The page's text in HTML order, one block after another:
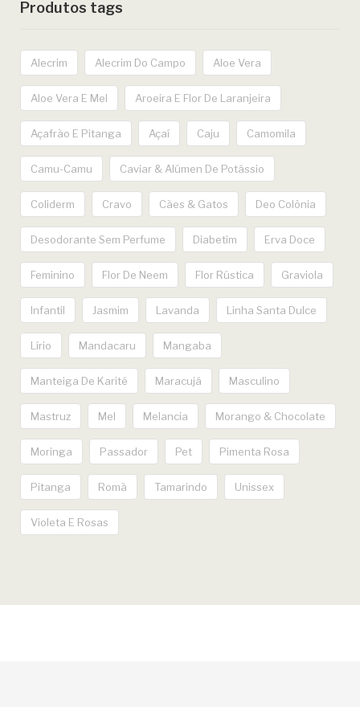
Produtos tags
Alecrim Alecrim Do Campo Aloe Vera
Aloe Vera E Mel Aroeira E Flor De Laranjeira
Açafrão E Pitanga Açaí Caju Camomila
Camu-Camu Caviar & Alúmen De Potássio
Coliderm Cravo Cães & Gatos Deo Colônia
Desodorante Sem Perfume Diabetim Erva Doce
Feminino Flor De Neem Flor Rústica Graviola
Infantil Jasmim Lavanda Linha Santa Dulce
Lírio Mandacaru Mangaba
Manteiga De Karité Maracujá Masculino
Mastruz Mel Melancia Morango & Chocolate
Moringa Passador Pet Pimenta Rosa
Pitanga Romã Tamarindo Unissex
Violeta E Rosas